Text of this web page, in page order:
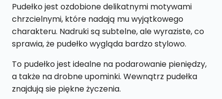
Pudełko jest ozdobione delikatnymi motywami
chrzcielnymi, które nadają mu wyjątkowego
charakteru. Nadruki są subtelne, ale wyraziste, co
sprawia, że pudełko wygląda bardzo stylowo.
To pudełko jest idealne na podarowanie pieniędzy,
a także na drobne upominki. Wewnątrz pudełka
znajdują sie piękne życzenia.